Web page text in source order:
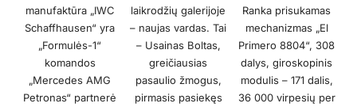
manufaktūra „IWC
Schaffhausen“ yra
„Formulės-1“
komandos
„Mercedes AMG
Petronas“ partnerė
laikrodžių galerijoje
– naujas vardas. Tai
– Usainas Boltas,
greičiausias
pasaulio žmogus,
pirmasis pasiekęs
Ranka prisukamas
mechanizmas „El
Primero 8804“, 308
dalys, giroskopinis
modulis – 171 dalis,
36 000 virpesių per